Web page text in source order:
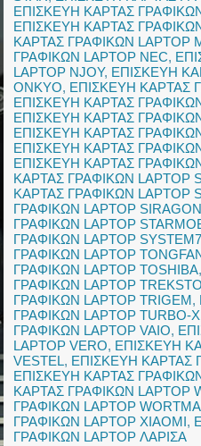
ΕΠΙΣΚΕΥΗ ΚΑΡΤΑΣ ΓΡΑΦΙΚΩΝ
ΕΠΙΣΚΕΥΗ ΚΑΡΤΑΣ
ΚΑΡΤΑΣ ΓΡΑΦΙΚΩΝ LAPTOP
ΓΡΑΦΙΚΩΝ LAPTOP NEC,
LAPTOP NJOY, ΕΠΙΣΚΕΥΗ
ONKYO, ΕΠΙΣΚΕΥΗ ΚΑΡΤΑΣ
ΕΠΙΣΚΕΥΗ ΚΑΡΤΑΣ ΓΡΑΦΙΚΩΝ
ΕΠΙΣΚΕΥΗ ΚΑΡΤΑΣ ΓΡΑΦΙΚΩΝ
ΕΠΙΣΚΕΥΗ ΚΑΡΤΑΣ ΓΡΑΦΙΚΩΝ
ΕΠΙΣΚΕΥΗ ΚΑΡΤΑΣ
ΕΠΙΣΚΕΥΗ ΚΑΡΤΑΣ
ΚΑΡΤΑΣ ΓΡΑΦΙΚΩΝ LAPTOP
ΚΑΡΤΑΣ ΓΡΑΦΙΚΩΝ LAPTOP
ΓΡΑΦΙΚΩΝ LAPTOP SIRAGON
ΓΡΑΦΙΚΩΝ LAPTOP
ΓΡΑΦΙΚΩΝ LAPTOP
ΓΡΑΦΙΚΩΝ LAPTOP
ΓΡΑΦΙΚΩΝ LAPTOP TOSHIBA,
ΓΡΑΦΙΚΩΝ LAPTOP
ΓΡΑΦΙΚΩΝ LAPTOP TRIGEM,
ΓΡΑΦΙΚΩΝ LAPTOP TURBO-X
ΓΡΑΦΙΚΩΝ LAPTOP VAIO,
LAPTOP VERO, ΕΠΙΣΚΕΥΗ
VESTEL, ΕΠΙΣΚΕΥΗ ΚΑΡΤΑΣ
ΕΠΙΣΚΕΥΗ ΚΑΡΤΑΣ
ΚΑΡΤΑΣ ΓΡΑΦΙΚΩΝ LAPTOP
ΓΡΑΦΙΚΩΝ LAPTOP
ΓΡΑΦΙΚΩΝ LAPTOP XIAOMI,
ΓΡΑΦΙΚΩΝ LAPTOP ΛΑΡΙΣΑ